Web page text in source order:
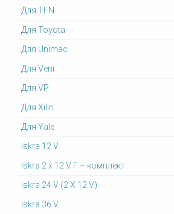
Для TFN
Для Toyota
Для Unimac
Для Veni
Для VP
Для Xilin
Для Yale
Iskra 12 V
Iskra 2 x 12 V Г – комплект
Iskra 24 V (2 X 12 V)
Iskra 36 V